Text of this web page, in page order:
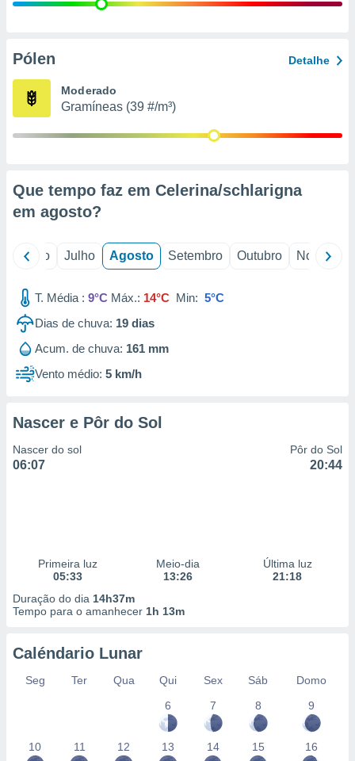
e
de
Pólen Detalhe
Moderado
Gramíneas (39 #/m³)
Que tempo faz em Celerina/schlarigna
em agosto?
Junho Julho Agosto Setembro Outubro Novembro
T. Média : 9°C Máx.: 14°C Min: 5°C
Dias de chuva: 19 dias
Acum. de chuva: 161 mm
Vento médio: 5 km/h
Nascer e Pôr do Sol
Nascer do sol
06:07
Pôr do Sol
20:44
Primeira luz
05:33
Meio-dia
13:26
Última luz
21:18
Duração do dia 14h37m
Tempo para o amanhecer 1h 13m
Caléndario Lunar
Seg Ter Qua Qui Sex Sáb
Domo
6
7 8 9
10 11 12 13 14 15 16